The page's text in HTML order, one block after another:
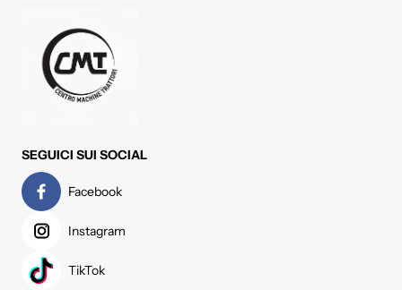
SEGUICI SUI SOCIAL
Facebook
Instagram
TikTok